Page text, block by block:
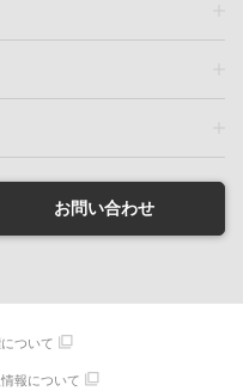
お問い合わせ
ついて
報について